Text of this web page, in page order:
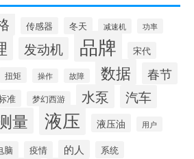
传感器 冬天 减速机 功率
发动机 品牌 宋代
扭矩 操作 故障 数据 春节
准 梦幻西游 水泵 汽车
量 液压 液压油 用户
脑 疫情 的人 系统